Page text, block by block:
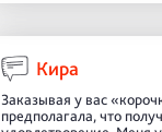
Кира
Заказывая у вас
предполагала, что